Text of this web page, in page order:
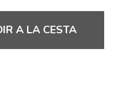
A LA CESTA